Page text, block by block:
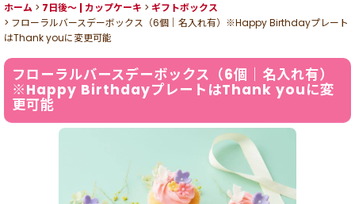
ホーム > 7日後〜 | カップケーキ > ギフトボックス
> フローラルバースデーボックス（6個｜名入れ有）※Happy Birthdayプレート
はThank youに変更可能
フローラルバースデーボックス（6個｜名入れ有）
※Happy BirthdayプレートはThank youに変
更可能